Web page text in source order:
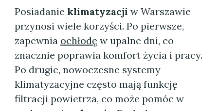
Posiadanie klimatyzacji w Warszawie
przynosi wiele korzyści. Po pierwsze,
zapewnia ochłodę w upalne dni, co
znacznie poprawia komfort życia i pracy.
Po drugie, nowoczesne systemy
klimatyzacyjne często mają funkcję
filtracji powietrza, co może pomóc w